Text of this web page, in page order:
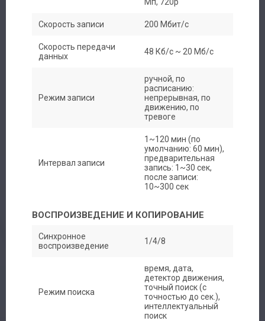
Производители
Сервис
Скорость записи 200 Мбит/с
Скорость передачи
данных
48 Кб/с ~ 20 Мб/с
Режим записи
ручной, по
расписанию:
непрерывная, по
движению, по
тревоге
Интервал записи
1~120 мин (по
умолчанию: 60 мин),
предварительная
запись: 1~30 сек,
после записи:
10~300 сек
ВОСПРОИЗВЕДЕНИЕ И КОПИРОВАНИЕ
Синхронное
воспроизведение
1/4/8
Режим поиска
время, дата,
детектор движения,
точный поиск (с
точностью до сек.),
интеллектуальный
поиск